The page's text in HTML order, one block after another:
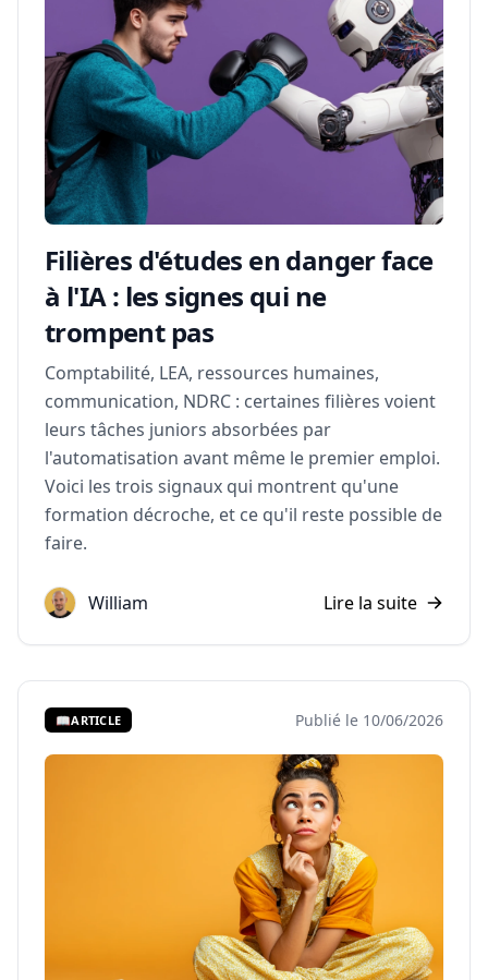
Filières d'études en danger face
à l'IA : les signes qui ne
trompent pas
Comptabilité, LEA, ressources humaines,
communication, NDRC : certaines filières voient
leurs tâches juniors absorbées par
l'automatisation avant même le premier emploi.
Voici les trois signaux qui montrent qu'une
formation décroche, et ce qu'il reste possible de
faire.
William Lire la suite
📖ARTICLE Publié le 10/06/2026